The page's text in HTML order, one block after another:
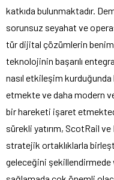
katkıda bulunmaktadır.
sorunsuz seyahat ve
tür dijital çözümlerin
teknolojinin başarılı
nasıl etkileşim
etmekte ve daha modern
bir hareketi işaret
sürekli yatırım, ScotRail
stratejik ortaklıklarla
geleceğini